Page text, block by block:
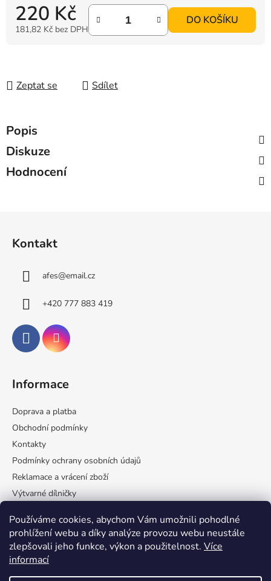
Používáme cookies, abychom Vám umožnili pohodlné
prohlížení webu a díky analýze provozu webu neustále
zlepšovali jeho funkce, výkon a použitelnost. Více
informací
220 Kč
181,82 Kč bez DPH
DO KOŠÍKU
Zeptat se Sdílet
Popis
Diskuze
Hodnocení
Kontakt
afes@email.cz
+420 777 883 419
Informace
Doprava a platba
Obchodní podmínky
Kontakty
Podmínky ochrany osobních údajů
Reklamace a vrácení zboží
Výtvarné dílničky
Spolupráce s Afes
Přijímáme online platby